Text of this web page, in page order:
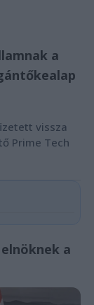
a
vissza
Prime Tech
a